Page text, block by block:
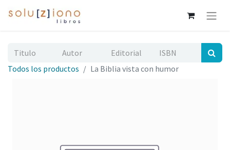
Todos los productos La Biblia vista con humor